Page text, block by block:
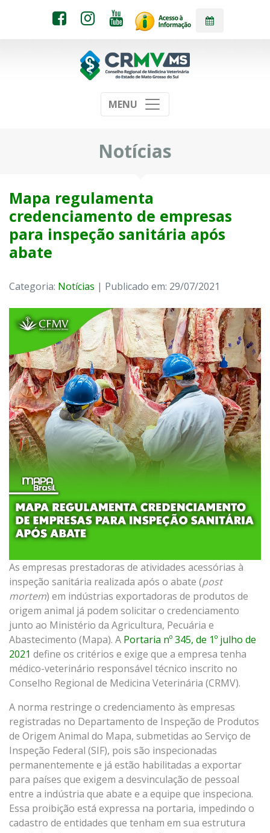
MENU
Notícias
Mapa regulamenta
credenciamento de empresas
para inspeção sanitária após
abate
Categoria: Notícias | Publicado em: 29/07/2021
As empresas prestadoras de atividades acessórias à
inspeção sanitária realizada após o abate (post
mortem) em indústrias exportadoras de produtos de
origem animal já podem solicitar o credenciamento
junto ao Ministério da Agricultura, Pecuária e
Abastecimento (Mapa). A Portaria nº 345, de 1º julho de
2021 define os critérios e exige que a empresa tenha
médico-veterinário responsável técnico inscrito no
Conselho Regional de Medicina Veterinária (CRMV).
A norma restringe o credenciamento às empresas
registradas no Departamento de Inspeção de Produtos
de Origem Animal do Mapa, submetidas ao Serviço de
Inspeção Federal (SIF), pois são inspecionadas
permanentemente e já estão habilitadas a exportar
para países que exigem a desvinculação de pessoal
entre a indústria que abate e a equipe que inspeciona.
Essa proibição está expressa na portaria, impedindo o
cadastro de entidades que tenham em sua estrutura